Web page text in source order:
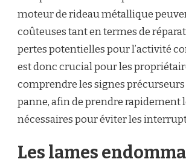
moteur de rideau métallique
coûteuses tant en termes de
pertes potentielles pour l’activité
est donc crucial pour les
comprendre les signes précurseurs
panne, afin de prendre rapidement
nécessaires pour éviter les
Les lames